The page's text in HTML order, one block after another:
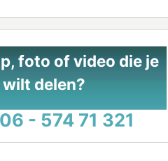
foto of video die je
delen?
06 - 574 71 321